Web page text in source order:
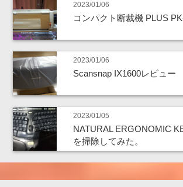
2023/01/06
コンパクト断裁機 PLUS
2023/01/06
Scansnap IX1600レビュー
2023/01/05
NATURAL ERGONOMIC
を掃除してみた。